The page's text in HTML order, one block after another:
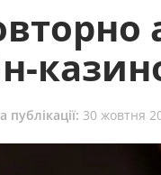
публікації: 30 жовтня